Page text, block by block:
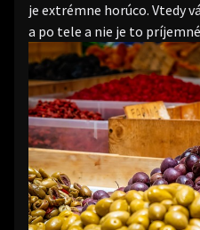
je extrémne horúco. Vtedy
a po tele a nie je to